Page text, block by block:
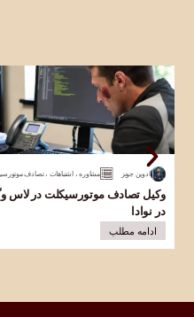
ادوین جونز مشاوره،اشتباهات ،تصادف
وکیل تصادف موتورسیکلت در لاس
در نوادا
ادامه مطلب